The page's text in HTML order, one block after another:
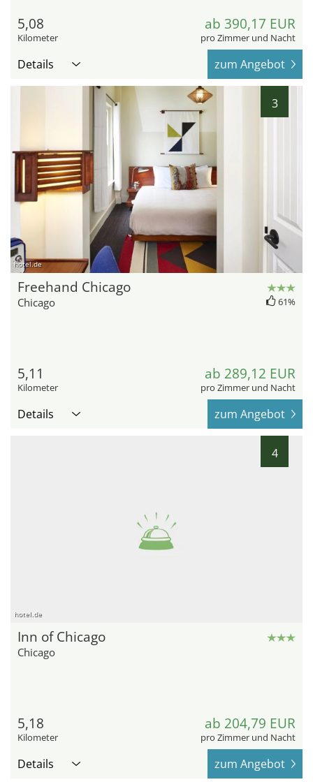
5,08
Kilometer
ab 390,17 EUR
pro Zimmer und Nacht
Details zum Angebot
3
hotel.de
Freehand Chicago
Chicago 61%
5,11
Kilometer
ab 289,12 EUR
pro Zimmer und Nacht
Details zum Angebot
4
hotel.de
Inn of Chicago
Chicago
5,18
Kilometer
ab 204,79 EUR
pro Zimmer und Nacht
Details zum Angebot